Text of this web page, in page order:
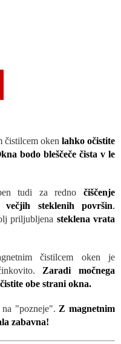
čistilcem oken lahko očistite
bodo bleščeče čista v le
tudi za redno čiščenje
večjih steklenih površin.
priljubljena steklena vrata
čistilcem oken je
Zaradi močnega
obe strani okna.
na "pozneje". Z magnetnim
zabavna!